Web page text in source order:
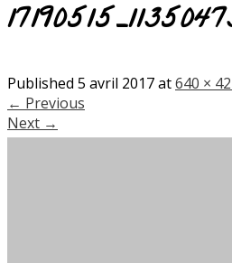
Published 5 avril 2017at640 ×
← Previous
Next →